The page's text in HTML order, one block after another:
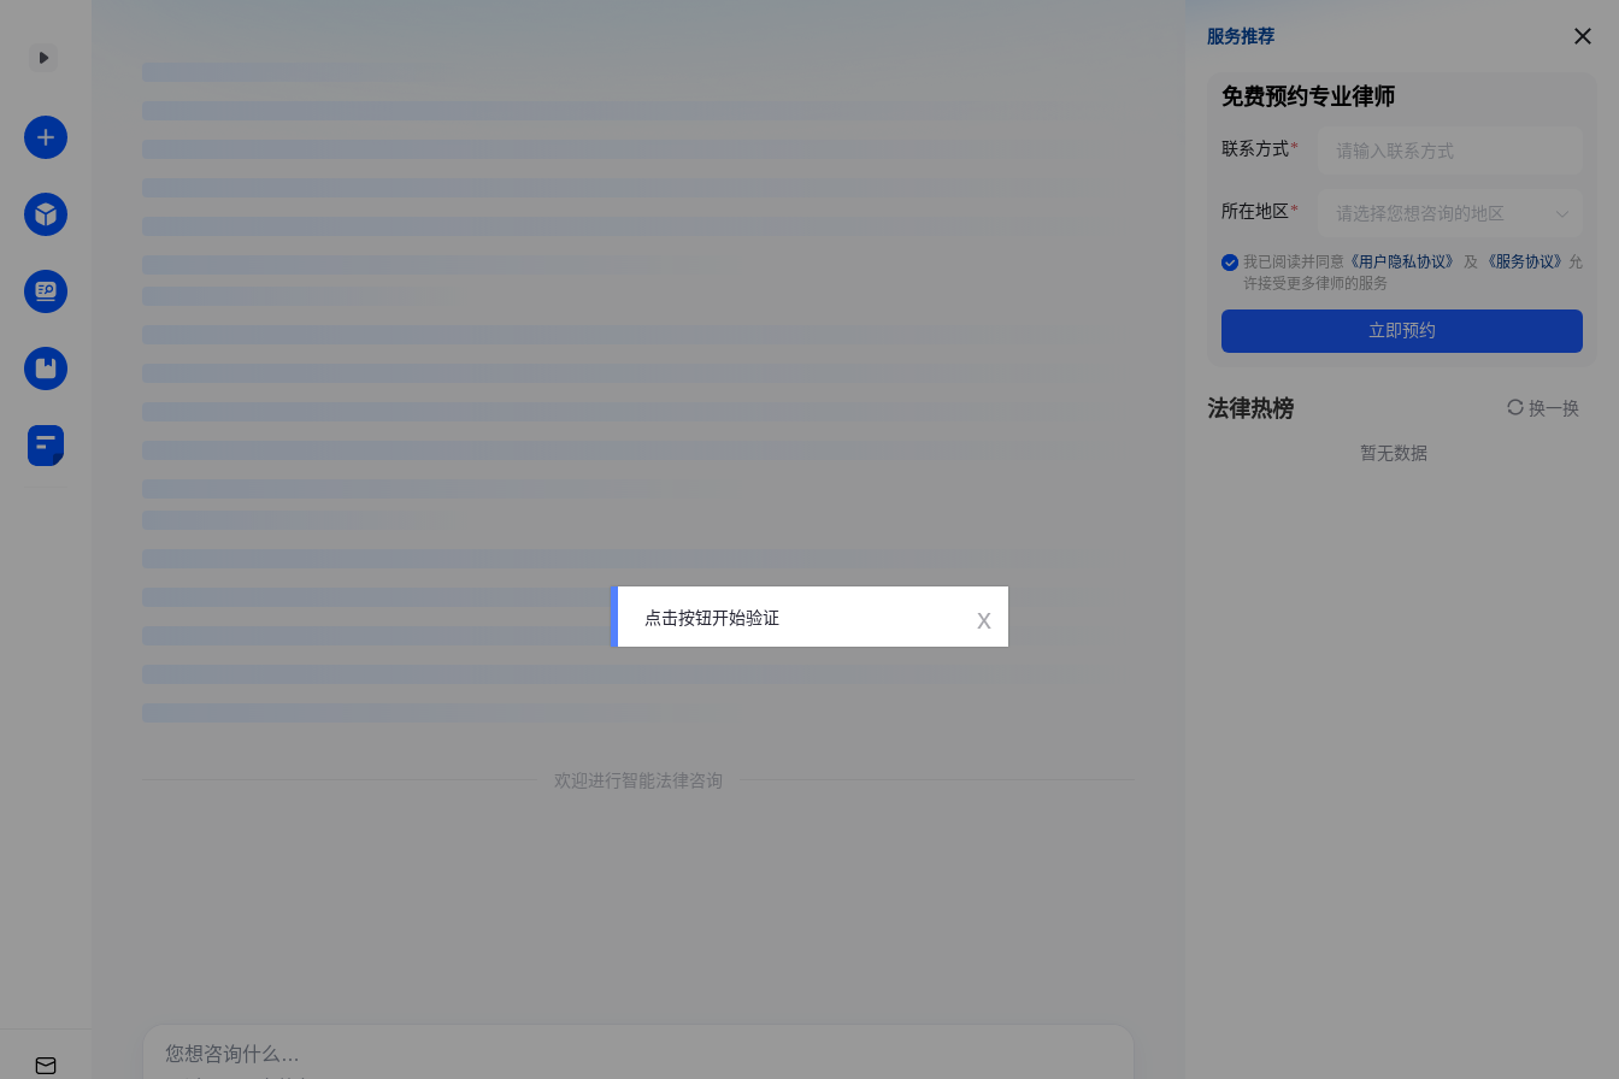
欢迎进行智能法律咨询
服务推荐
服务推荐
免费预约专业律师
联系方式
所在地区
我已阅读并同意 《用户隐私协议》 及 《服务协议》 允
许接受更多律师的服务
立即预约
法律热榜 换一换
暂无数据
点击按钮开始验证 x